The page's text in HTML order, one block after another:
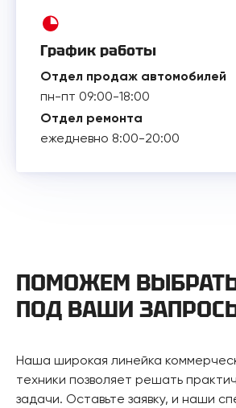
График работы
Отдел продаж автомобилей
пн-пт 09:00-18:00
Отдел ремонта
ежедневно 8:00-20:00
ПОМОЖЕМ
ПОД ВАШИ
Наша широкая линейка
техники позволяет решать
задачи. Оставьте заявку, и наши